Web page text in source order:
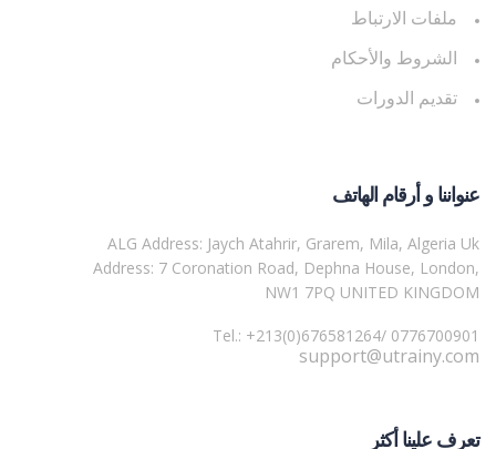
ملفات الارتباط
الشروط والأحكام
تقديم الدورات
عنواننا و أرقام الهاتف
ALG Address: Jaych Atahrir, Grarem, Mila, Algeria Uk
Address: 7 Coronation Road, Dephna House, London,
NW1 7PQ UNITED KINGDOM
Tel.: +213(0)676581264/ 0776700901
support@utrainy.com
تعرف علينا أكثر